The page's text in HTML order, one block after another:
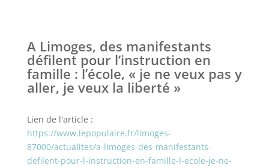
A Limoges, des manifestants
défilent pour l’instruction en
famille : l’école, « je ne veux pas y
aller, je veux la liberté »
Lien de l'article :
https://www.lepopulaire.fr/limoges-
87000/actualites/a-limoges-des-manifestants-
defilent-pour-l-instruction-en-famille-l-ecole-je-ne-